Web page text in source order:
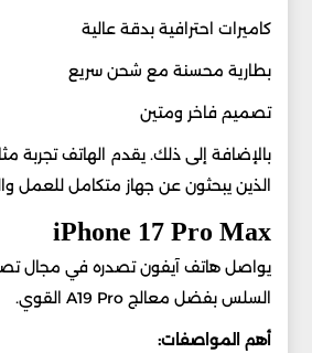
كاميرات احترافية بدقة عالية
بطارية محسنة مع شحن سريع
تصميم فاخر ومتين
بالإضافة إلى ذلك. يقدم الهاتف تجربة
الذين يبحثون عن جهاز متكامل للعمل
iPhone 17 Pro Max
يواصل هاتف آيفون تصدره في مجال
السلس بفضل معالج A19 Pro القوي.
أهم المواصفات: